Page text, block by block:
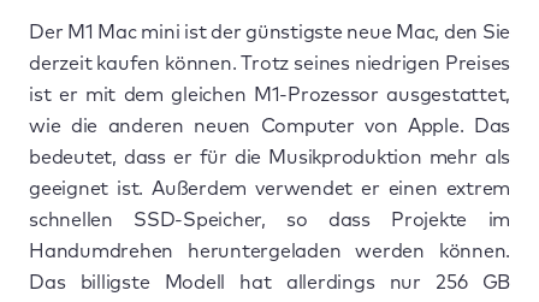
Der M1 Mac mini ist der günstigste neue Mac, den Sie
derzeit kaufen können. Trotz seines niedrigen Preises
ist er mit dem gleichen M1-Prozessor ausgestattet,
wie die anderen neuen Computer von Apple. Das
bedeutet, dass er für die Musikproduktion mehr als
geeignet ist. Außerdem verwendet er einen extrem
schnellen SSD-Speicher, so dass Projekte im
Handumdrehen heruntergeladen werden können.
Das billigste Modell hat allerdings nur 256 GB